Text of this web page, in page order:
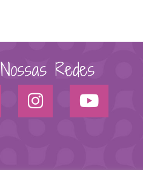
Nossas Redes